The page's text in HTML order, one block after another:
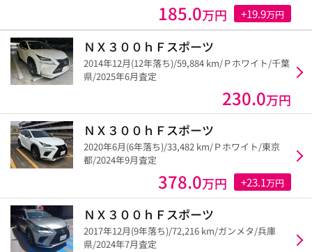
185.0万円 +19.9万円
ＮＸ３００ｈＦスポーツ
2014年12月(12年落ち)/59,884 km/Ｐホワイト/千葉
県/2025年6月査定
230.0万円
ＮＸ３００ｈＦスポーツ
2020年6月(6年落ち)/33,482 km/Ｐホワイト/東京
都/2024年9月査定
378.0万円 +23.1万円
ＮＸ３００ｈＦスポーツ
2017年12月(9年落ち)/72,216 km/ガンメタ/兵庫
県/2024年7月査定